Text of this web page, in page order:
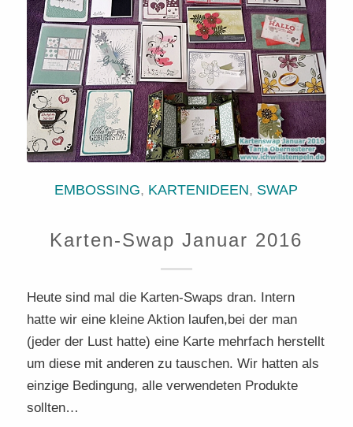
EMBOSSING, KARTENIDEEN, SWAP
Karten-Swap Januar 2016
Heute sind mal die Karten-Swaps dran. Intern
hatte wir eine kleine Aktion laufen,bei der man
(jeder der Lust hatte) eine Karte mehrfach herstellt
um diese mit anderen zu tauschen. Wir hatten als
einzige Bedingung, alle verwendeten Produkte
sollten…